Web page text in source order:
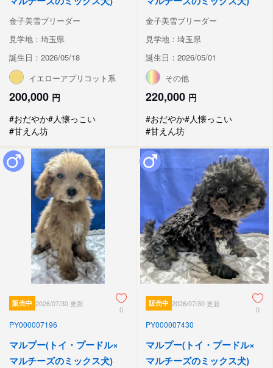
金子美雪ブリーダー
見学地：埼玉県
誕生日：2026/05/18
イエローアプリコット系
200,000 円
#おだやか#人懐っこい
#甘えん坊
金子美雪ブリーダー
見学地：埼玉県
誕生日：2026/05/01
その他
220,000 円
#おだやか#人懐っこい
#甘えん坊
販売中 2026/07/30 更新
0
PY000007196
マルプー(トイ・プードル×
マルチーズのミックス犬)
販売中 2026/07/30 更新
0
PY000007430
マルプー(トイ・プードル×
マルチーズのミックス犬)